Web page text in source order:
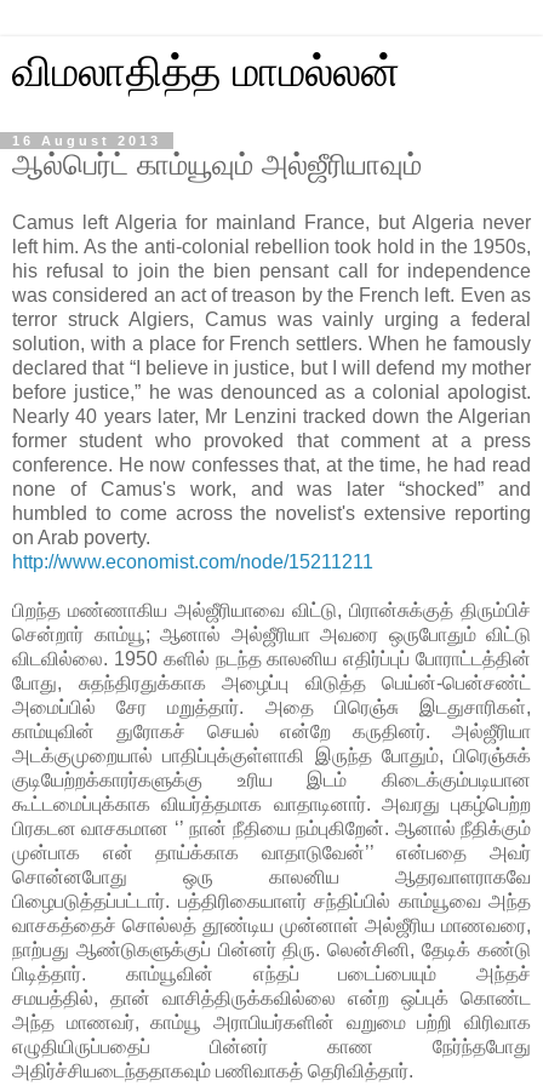
விமலாதித்த மாமல்லன்
16 August 2013
ஆல்பெர்ட் காம்யூவும் அல்ஜீரியாவும்
Camus left Algeria for mainland France, but Algeria never
left him. As the anti-colonial rebellion took hold in the 1950s,
his refusal to join the bien pensant call for independence
was considered an act of treason by the French left. Even as
terror struck Algiers, Camus was vainly urging a federal
solution, with a place for French settlers. When he famously
declared that “I believe in justice, but I will defend my mother
before justice,” he was denounced as a colonial apologist.
Nearly 40 years later, Mr Lenzini tracked down the Algerian
former student who provoked that comment at a press
conference. He now confesses that, at the time, he had read
none of Camus's work, and was later “shocked” and
humbled to come across the novelist's extensive reporting
on Arab poverty.
http://www.economist.com/node/15211211
பிறந்த மண்ணாகிய அல்ஜீரியாவை விட்டு, பிரான்சுக்குத் திரும்பிச்
சென்றார் காம்யூ; ஆனால் அல்ஜீரியா அவரை ஒருபோதும் விட்டு
விடவில்லை. 1950 களில் நடந்த காலனிய எதிர்ப்புப் போராட்டத்தின்
போது, சுதந்திரதுக்காக அழைப்பு விடுத்த பெய்ன்-பென்சண்ட்
அமைப்பில் சேர மறுத்தார். அதை பிரெஞ்சு இடதுசாரிகள்,
காம்யுவின் துரோகச் செயல் என்றே கருதினர். அல்ஜீரியா
அடக்குமுறையால் பாதிப்புக்குள்ளாகி இருந்த போதும், பிரெஞ்சுக்
குடியேற்றக்காரர்களுக்கு உரிய இடம் கிடைக்கும்படியான
கூட்டமைப்புக்காக வியர்த்தமாக வாதாடினார். அவரது புகழ்பெற்ற
பிரகடன வாசகமான ‘’ நான் நீதியை நம்புகிறேன். ஆனால் நீதிக்கும்
முன்பாக என் தாய்க்காக வாதாடுவேன்’’ என்பதை அவர்
சொன்னபோது ஒரு காலனிய ஆதரவாளராகவே
பிழைபடுத்தப்பட்டார். பத்திரிகையாளர் சந்திப்பில் காம்யூவை அந்த
வாசகத்தைச் சொல்லத் தூண்டிய முன்னாள் அல்ஜீரிய மாணவரை,
நாற்பது ஆண்டுகளுக்குப் பின்னர் திரு. லென்சினி, தேடிக் கண்டு
பிடித்தார். காம்யூவின் எந்தப் படைப்பையும் அந்தச்
சமயத்தில், தான் வாசித்திருக்கவில்லை என்ற ஒப்புக் கொண்ட
அந்த மாணவர், காம்யூ அராபியர்களின் வறுமை பற்றி விரிவாக
எழுதியிருப்பதைப் பின்னர் காண நேர்ந்தபோது
அதிர்ச்சியடைந்ததாகவும் பணிவாகத் தெரிவித்தார்.